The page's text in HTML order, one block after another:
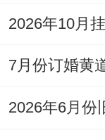
五黄位在东
应避免。
不普通禁忌在